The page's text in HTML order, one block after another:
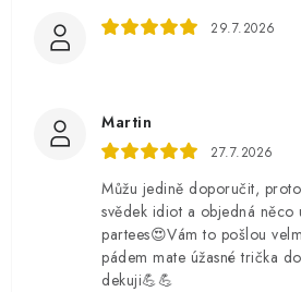
29.7.2026
Martin
27.7.2026
Můžu jedině doporučit,
svědek idiot a objedná něco
partees😍Vám to pošlou
pádem mate úžasné trička
dekuji💪💪